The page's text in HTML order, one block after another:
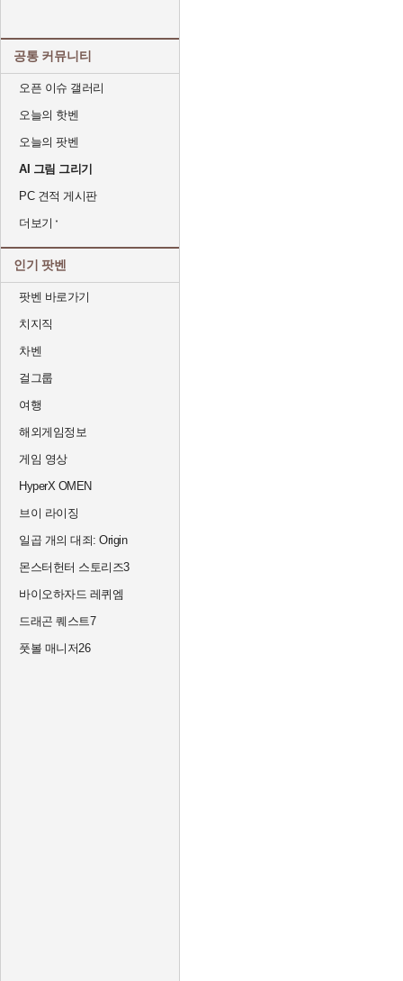
공통 커뮤니티
오픈 이슈 갤러리
오늘의 핫벤
오늘의 팟벤
AI 그림 그리기
PC 견적 게시판
더보기
인기 팟벤
팟벤 바로가기
치지직
차벤
걸그룹
여행
해외게임정보
게임 영상
HyperX OMEN
브이 라이징
일곱 개의 대죄: Origin
몬스터헌터 스토리즈3
바이오하자드 레퀴엠
드래곤 퀘스트7
풋볼 매니저26